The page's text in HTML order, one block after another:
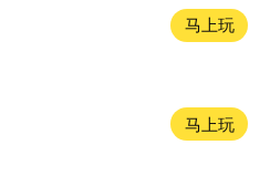
马上玩
马上玩